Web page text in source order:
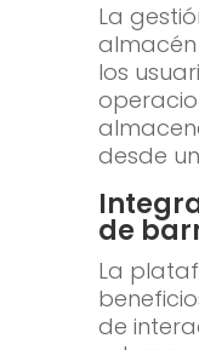
La
los
desde
de
La
de